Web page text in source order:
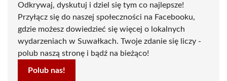
Odkrywaj, dyskutuj i dziel się tym co najlepsze!
Przyłącz się do naszej społeczności na Facebooku,
gdzie możesz dowiedzieć się więcej o lokalnych
wydarzeniach w Suwałkach. Twoje zdanie się liczy -
polub naszą stronę i bądź na bieżąco!
Polub nas!